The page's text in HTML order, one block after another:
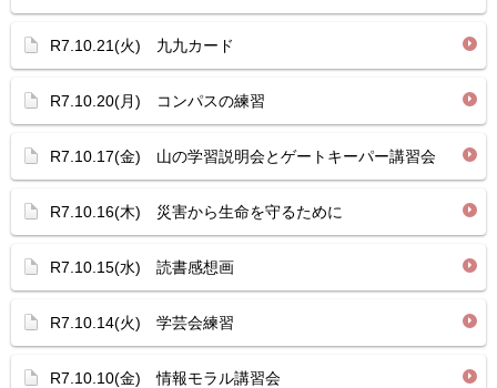
R7.10.21(火) 九九カード
R7.10.20(月) コンパスの練習
R7.10.17(金) 山の学習説明会とゲートキーパー講習会
R7.10.16(木) 災害から生命を守るために
R7.10.15(水) 読書感想画
R7.10.14(火) 学芸会練習
R7.10.10(金) 情報モラル講習会